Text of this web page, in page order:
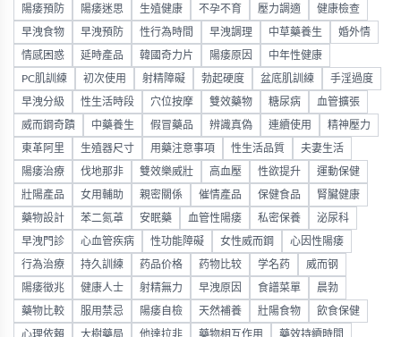
陽痿預防 陽痿迷思 生殖健康 不孕不育 壓力調適 健康檢查
早洩食物 早洩預防 性行為時間 早洩調理 中草藥養生 婚外情
情感困惑 延時產品 韓國奇力片 陽痿原因 中年性健康
PC肌訓練 初次使用 射精障礙 勃起硬度 盆底肌訓練 手淫過度
早洩分級 性生活時段 穴位按摩 雙效藥物 糖尿病 血管擴張
威而鋼奇蹟 中藥養生 假冒藥品 辨識真偽 連續使用 精神壓力
東革阿里 生殖器尺寸 用藥注意事項 性生活品質 夫妻生活
陽痿治療 伐地那非 雙效樂威壯 高血壓 性欲提升 運動保健
壯陽產品 女用輔助 親密關係 催情產品 保健食品 腎臟健康
藥物設計 苯二氮䓬 安眠藥 血管性陽痿 私密保養 泌尿科
早洩門診 心血管疾病 性功能障礙 女性威而鋼 心因性陽痿
行為治療 持久訓練 药品价格 药物比较 学名药 威而钢
陽痿徵兆 健康人士 射精無力 早洩原因 食譜菜單 晨勃
藥物比較 服用禁忌 陽痿自檢 天然補養 壯陽食物 飲食保健
心理依賴 大樹藥局 他達拉非 藥物相互作用 藥效持續時間